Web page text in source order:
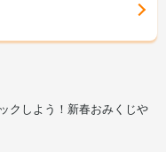
クしよう！新春おみくじや